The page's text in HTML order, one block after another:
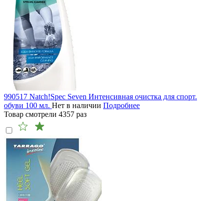
990517 Natch!Spec Seven Интенсивная очистка для спорт.
обуви 100 мл. Нет в наличии Подробнее
Товар смотрели 4357 раз